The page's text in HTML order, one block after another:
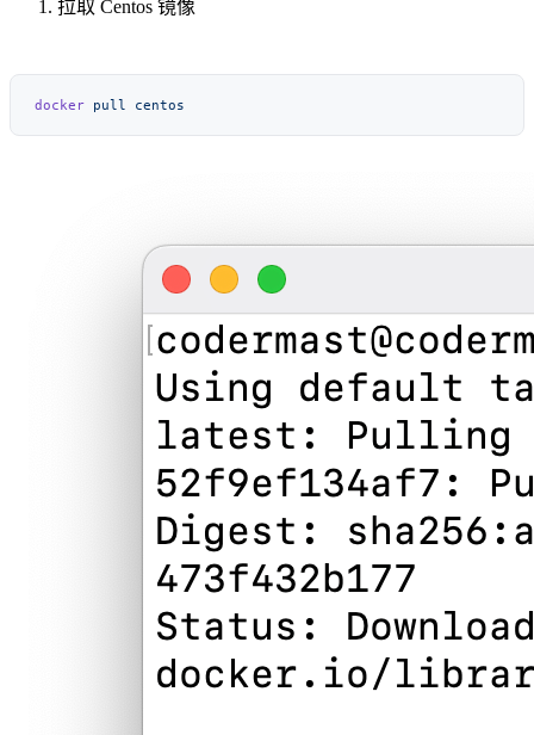
拉取 Centos 镜像
docker pull